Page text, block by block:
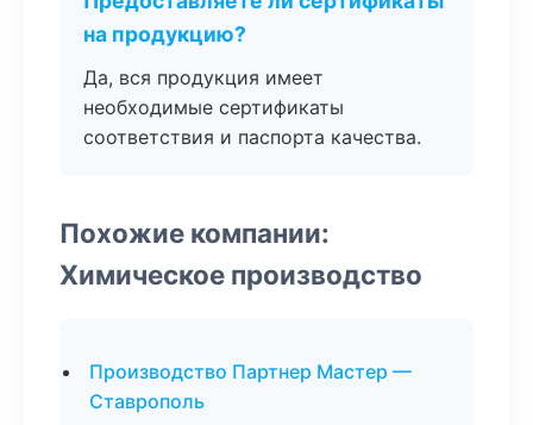
на продукцию?
Да, вся продукция имеет
необходимые сертификаты
соответствия и паспорта качества.
Похожие компании:
Химическое производство
Производство Партнер Мастер —
Ставрополь